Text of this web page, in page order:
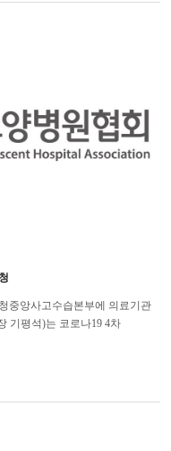
중앙사고수습본부에 의료기관
기평석)는 코로나19 4차
있다며 방역보조인력...